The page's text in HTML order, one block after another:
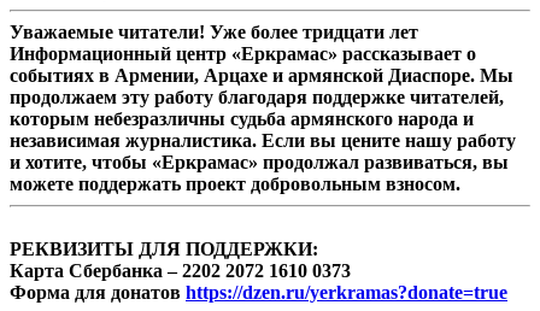
Уважаемые читатели! Уже более тридцати лет
Информационный центр «Еркрамас» рассказывает о
событиях в Армении, Арцахе и армянской Диаспоре. Мы
продолжаем эту работу благодаря поддержке читателей,
которым небезразличны судьба армянского народа и
независимая журналистика. Если вы цените нашу работу
и хотите, чтобы «Еркрамас» продолжал развиваться, вы
можете поддержать проект добровольным взносом.
РЕКВИЗИТЫ ДЛЯ ПОДДЕРЖКИ:
Карта Сбербанка – 2202 2072 1610 0373
Форма для донатов https://dzen.ru/yerkramas?donate=true